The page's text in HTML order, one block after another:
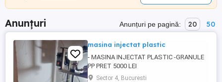
Anunțuri Anunțuri pe pagină: 20 50
masina injectat plastic
- MASINA INJECTAT PLASTIC -GRANULE
PP PRET 5000 LEI
Sector 4, Bucuresti